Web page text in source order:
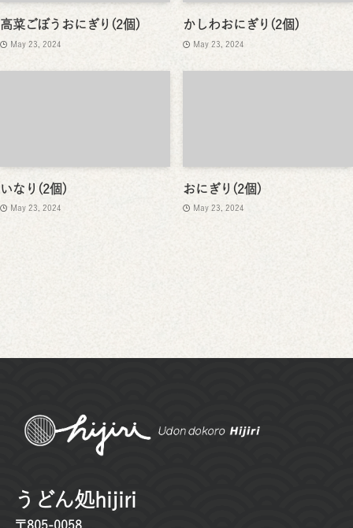
高菜ごぼうおにぎり(2個)
May 23, 2024
かしわおにぎり(2個)
May 23, 2024
いなり(2個)
May 23, 2024
おにぎり(2個)
May 23, 2024
うどん処hijiri
〒805-0058